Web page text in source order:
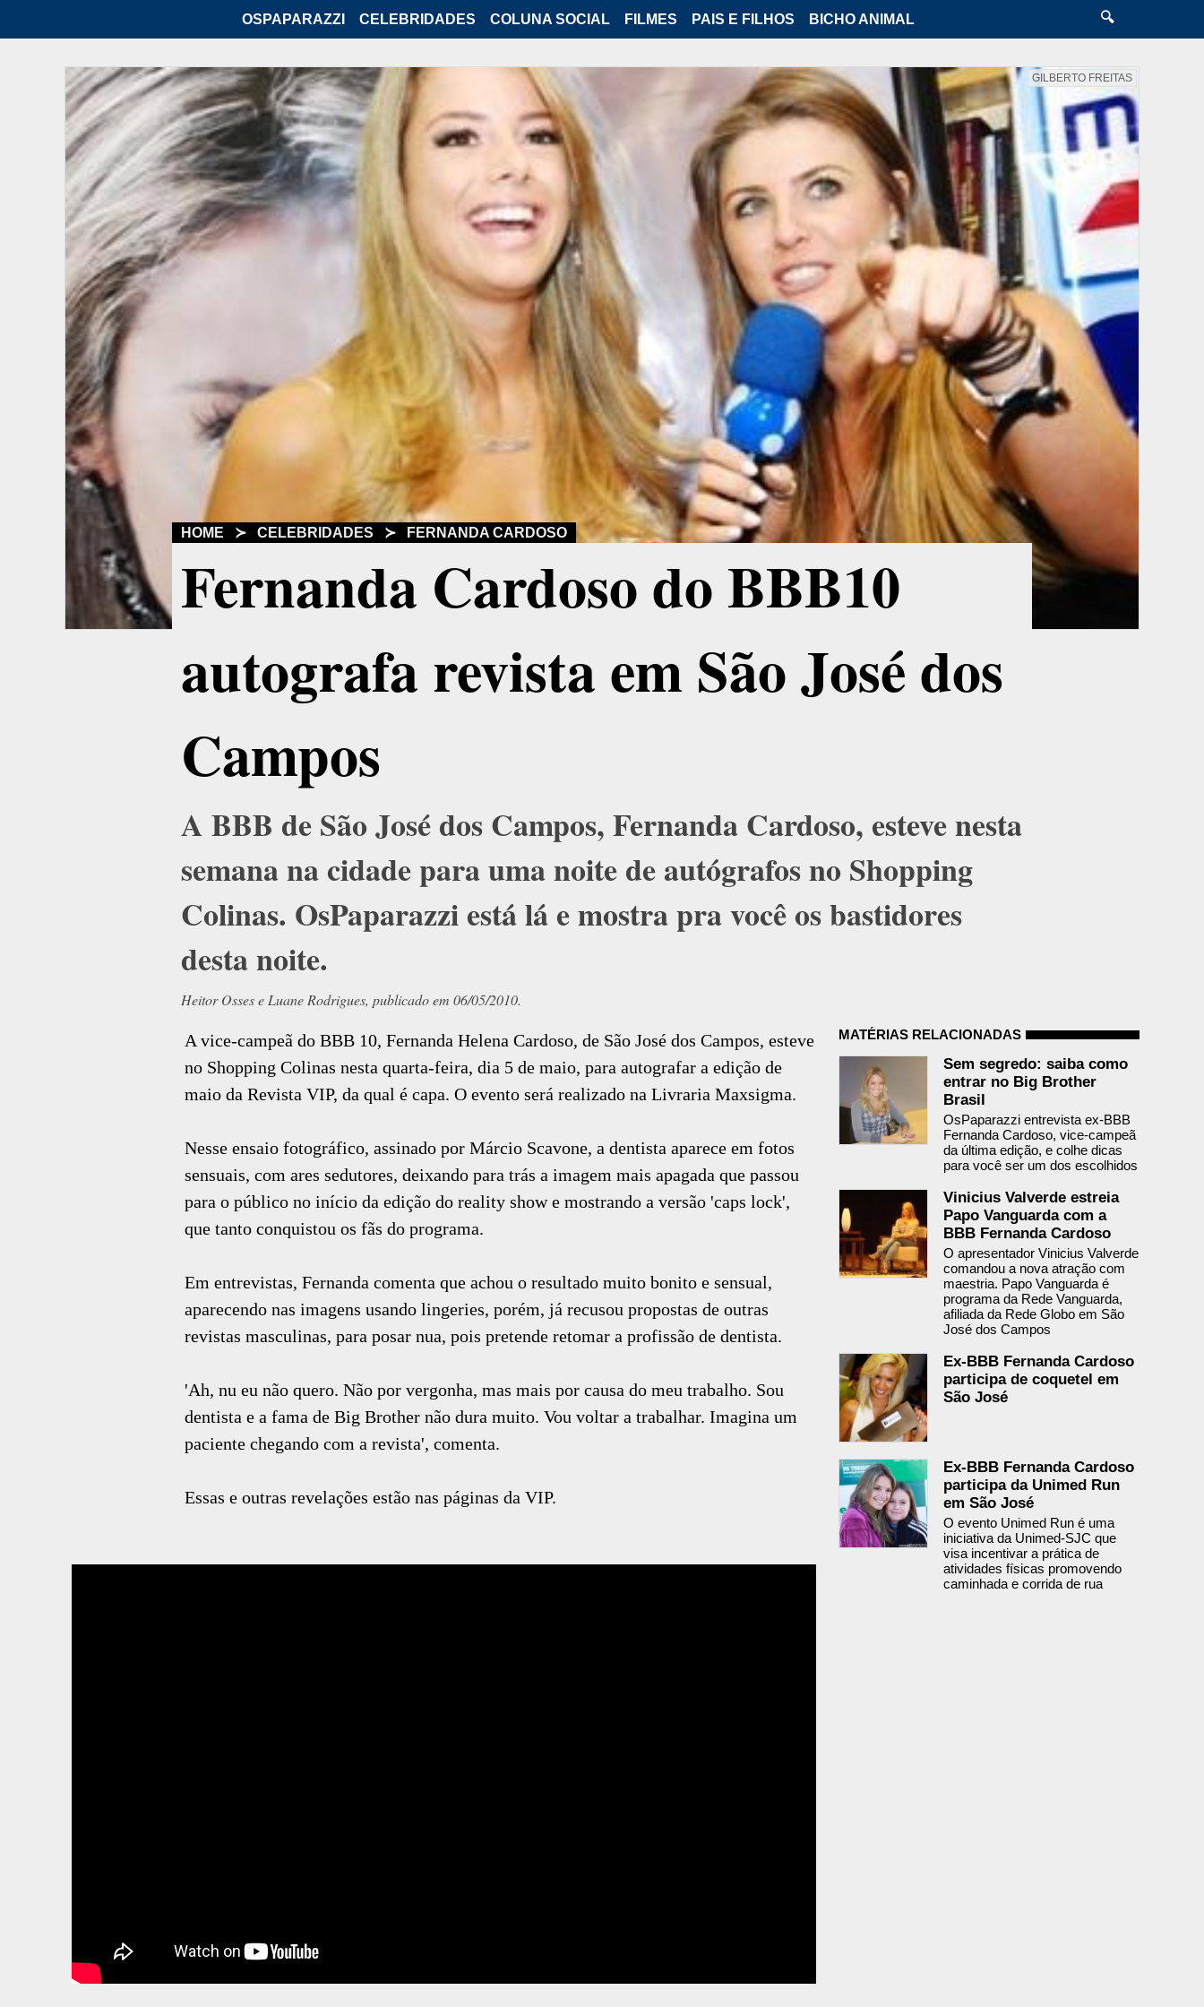
OSPAPARAZZI CELEBRIDADES COLUNA SOCIAL FILMES PAIS E FILHOS BICHO ANIMAL 🔍
GILBERTO FREITAS
HOME ≻ CELEBRIDADES ≻ FERNANDA CARDOSO
Fernanda Cardoso do BBB10
autografa revista em São José dos
Campos
A BBB de São José dos Campos, Fernanda Cardoso, esteve nesta
semana na cidade para uma noite de autógrafos no Shopping
Colinas. OsPaparazzi está lá e mostra pra você os bastidores
desta noite.
Heitor Osses e Luane Rodrigues, publicado em 06/05/2010.
A vice-campeã do BBB 10, Fernanda Helena Cardoso, de São José dos Campos, esteve
no Shopping Colinas nesta quarta-feira, dia 5 de maio, para autografar a edição de
maio da Revista VIP, da qual é capa. O evento será realizado na Livraria Maxsigma.
Nesse ensaio fotográfico, assinado por Márcio Scavone, a dentista aparece em fotos
sensuais, com ares sedutores, deixando para trás a imagem mais apagada que passou
para o público no início da edição do reality show e mostrando a versão 'caps lock',
que tanto conquistou os fãs do programa.
Em entrevistas, Fernanda comenta que achou o resultado muito bonito e sensual,
aparecendo nas imagens usando lingeries, porém, já recusou propostas de outras
revistas masculinas, para posar nua, pois pretende retomar a profissão de dentista.
'Ah, nu eu não quero. Não por vergonha, mas mais por causa do meu trabalho. Sou
dentista e a fama de Big Brother não dura muito. Vou voltar a trabalhar. Imagina um
paciente chegando com a revista', comenta.
Essas e outras revelações estão nas páginas da VIP.
MATÉRIAS RELACIONADAS
Sem segredo: saiba como
entrar no Big Brother
Brasil
OsPaparazzi entrevista ex-BBB
Fernanda Cardoso, vice-campeã
da última edição, e colhe dicas
para você ser um dos escolhidos
Vinicius Valverde estreia
Papo Vanguarda com a
BBB Fernanda Cardoso
O apresentador Vinicius Valverde
comandou a nova atração com
maestria. Papo Vanguarda é
programa da Rede Vanguarda,
afiliada da Rede Globo em São
José dos Campos
Ex-BBB Fernanda Cardoso
participa de coquetel em
São José
Ex-BBB Fernanda Cardoso
participa da Unimed Run
em São José
O evento Unimed Run é uma
iniciativa da Unimed-SJC que
visa incentivar a prática de
atividades físicas promovendo
caminhada e corrida de rua